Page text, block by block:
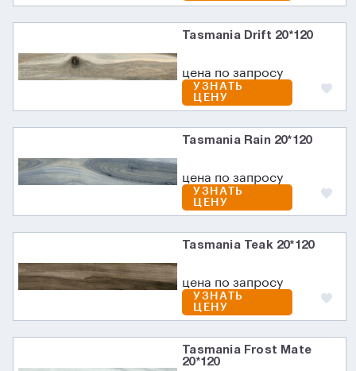
Tasmania Drift 20*120
цена по запросу
УЗНАТЬ
ЦЕНУ
Tasmania Rain 20*120
цена по запросу
УЗНАТЬ
ЦЕНУ
Tasmania Teak 20*120
цена по запросу
УЗНАТЬ
ЦЕНУ
Tasmania Frost Mate
20*120